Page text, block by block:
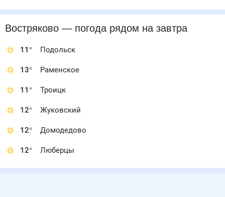
Востряково — погода рядом на завтра
11° Подольск
13° Раменское
11° Троицк
12° Жуковский
12° Домодедово
12° Люберцы